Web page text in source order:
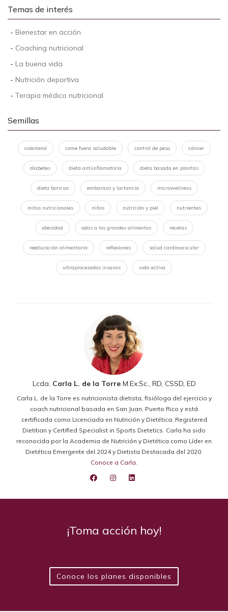
Temas de interés
- Bienestar en acción
- Coaching nutricional
- La buena vida
- Nutrición deportiva
- Terapia médico nutricional
Semillas
colesterol come fuera saludable control de peso cáncer
diabetes dieta antiinflamatoria dieta basada en plantas
dieta boricua embarazo y lactancia microwellness
mitos nutricionales niños nutrición y piel nutrientes
obesidad odas a los grandes alimentos recetas
reeducación alimentaria reflexiones salud cardiovascular
ultraprocesados insanos vida activa
Lcda. Carla L. de la TorreM.Ex.Sc., RD, CSSD, ED
Carla L. de la Torre es nutricionista dietista, fisióloga del ejercicio y
coach nutricional basada en San Juan, Puerto Rico y está
certificada como Licenciada en Nutrición y Dietética, Registered
Dietitian y Certified Specialist in Sports Dietetics. Carla ha sido
reconocida por la Academia de Nutrición y Dietética como Líder en
Dietética Emergente del 2024 y Dietista Destacada del 2020.
Conoce a Carla.
¡Toma acción hoy!
Conoce los planes disponibles